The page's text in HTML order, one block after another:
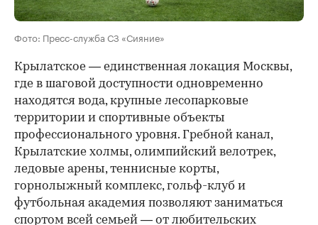
Фото: Пресс-служба СЗ «Сияние»
Крылатское — единственная локация Москвы,
где в шаговой доступности одновременно
находятся вода, крупные лесопарковые
территории и спортивные объекты
профессионального уровня. Гребной канал,
Крылатские холмы, олимпийский велотрек,
ледовые арены, теннисные корты,
горнолыжный комплекс, гольф-клуб и
футбольная академия позволяют заниматься
спортом всей семьей — от любительских